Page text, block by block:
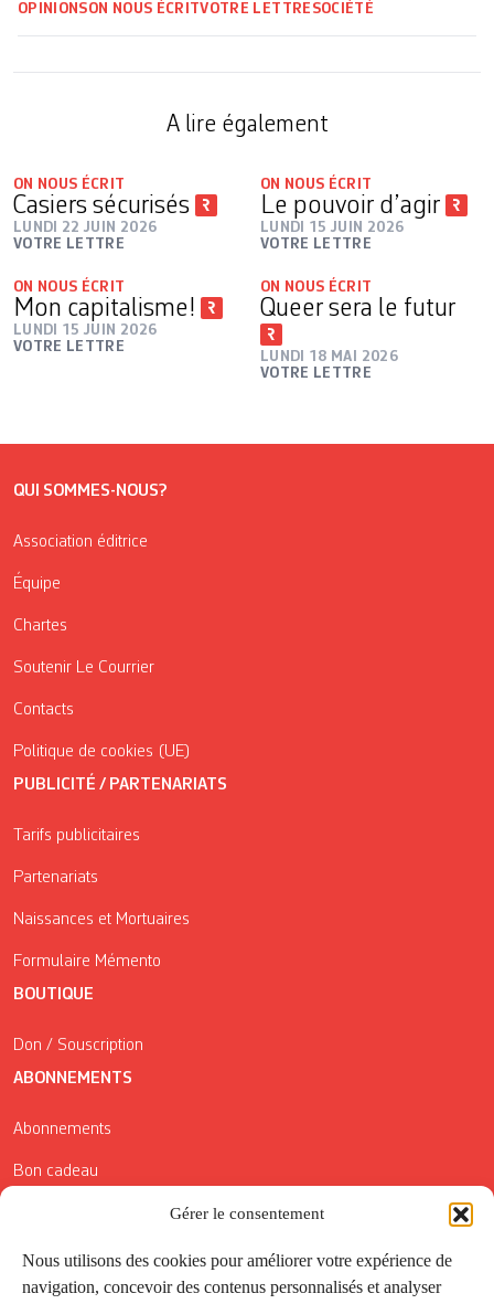
Gérer le consentement
Nous utilisons des cookies pour améliorer votre expérience de
navigation, concevoir des contenus personnalisés et analyser
OPINIONSON NOUS ÉCRITVOTRE LETTRE SOCIÉTÉ
A lire également
ON NOUS ÉCRIT
Casiers sécurisés
LUNDI 22 JUIN 2026
VOTRE LETTRE
ON NOUS ÉCRIT
Le pouvoir d’agir
LUNDI 15 JUIN 2026
VOTRE LETTRE
ON NOUS ÉCRIT
Mon capitalisme!
LUNDI 15 JUIN 2026
VOTRE LETTRE
ON NOUS ÉCRIT
Queer sera le futur
LUNDI 18 MAI 2026
VOTRE LETTRE
QUI SOMMES-NOUS?
Association éditrice
Équipe
Chartes
Soutenir Le Courrier
Contacts
Politique de cookies (UE)
PUBLICITÉ / PARTENARIATS
Tarifs publicitaires
Partenariats
Naissances et Mortuaires
Formulaire Mémento
BOUTIQUE
Don / Souscription
ABONNEMENTS
Abonnements
Bon cadeau
Conditions générales de vente
Réductions de la Carte Côté Courrier
Application